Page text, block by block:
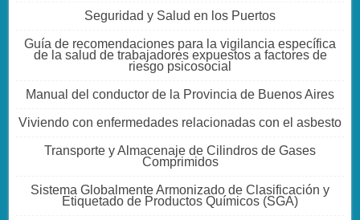
Seguridad y Salud en los Puertos
Guía de recomendaciones para la vigilancia específica
de la salud de trabajadores expuestos a factores de
riesgo psicosocial
Manual del conductor de la Provincia de Buenos Aires
Viviendo con enfermedades relacionadas con el asbesto
Transporte y Almacenaje de Cilindros de Gases
Comprimidos
Sistema Globalmente Armonizado de Clasificación y
Etiquetado de Productos Químicos (SGA)